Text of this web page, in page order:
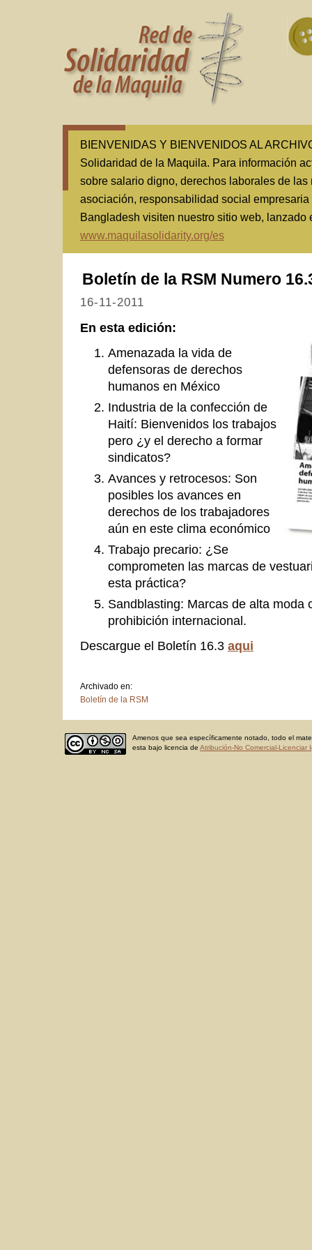
BIENVENIDAS Y BIENVENIDOS AL
Solidaridad de la Maquila. Para información
sobre salario digno, derechos laborales de las
asociación, responsabilidad social
Bangladesh visiten nuestro sitio web, lanzado
www.maquilasolidarity.org/es
Boletín de la RSM Numero
16-11-2011
En esta edición:
Amenazada la vida de
defensoras de derechos
humanos en México
Industria de la confección de
Haití: Bienvenidos los trabajos
pero ¿y el derecho a formar
sindicatos?
Avances y retrocesos: Son
posibles los avances en
derechos de los trabajadores
aún en este clima económico
Trabajo precario: ¿Se
comprometen las marcas de
esta práctica?
Sandblasting: Marcas de alta moda
prohibición internacional.
Descargue el Boletín 16.3 aqui
Archivado en:
Boletín de la RSM
Amenos que sea específicamente notado, todo el
esta bajo licencia deAtribución-No Comercial-Licenciar